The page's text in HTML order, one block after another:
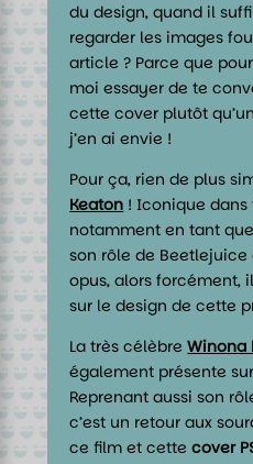
du design, quand il
regarder les images
article ? Parce que
moi essayer de te
cette cover plutôt
j’en ai envie !
Pour ça, rien de plus
Keaton ! Iconique dans
notamment en tant que
son rôle de
opus, alors forcément,
sur le design de cette
La très célèbre Winona
également présente
Reprenant aussi son
c’est un retour aux
ce film et cette cover